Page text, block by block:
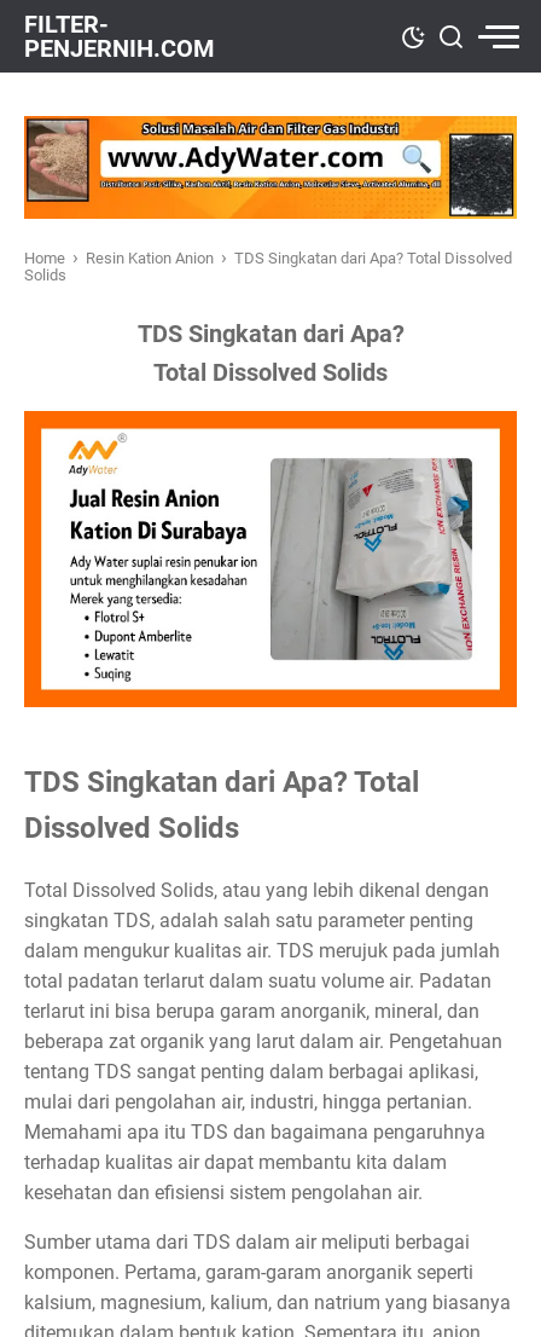
FILTER-
PENJERNIH.COM
Home › Resin Kation Anion › TDS Singkatan dari Apa? Total Dissolved
Solids
TDS Singkatan dari Apa?
Total Dissolved Solids
TDS Singkatan dari Apa? Total
Dissolved Solids
Total Dissolved Solids, atau yang lebih dikenal dengan
singkatan TDS, adalah salah satu parameter penting
dalam mengukur kualitas air. TDS merujuk pada jumlah
total padatan terlarut dalam suatu volume air. Padatan
terlarut ini bisa berupa garam anorganik, mineral, dan
beberapa zat organik yang larut dalam air. Pengetahuan
tentang TDS sangat penting dalam berbagai aplikasi,
mulai dari pengolahan air, industri, hingga pertanian.
Memahami apa itu TDS dan bagaimana pengaruhnya
terhadap kualitas air dapat membantu kita dalam
kesehatan dan efisiensi sistem pengolahan air.
Sumber utama dari TDS dalam air meliputi berbagai
komponen. Pertama, garam-garam anorganik seperti
kalsium, magnesium, kalium, dan natrium yang biasanya
ditemukan dalam bentuk kation. Sementara itu, anion